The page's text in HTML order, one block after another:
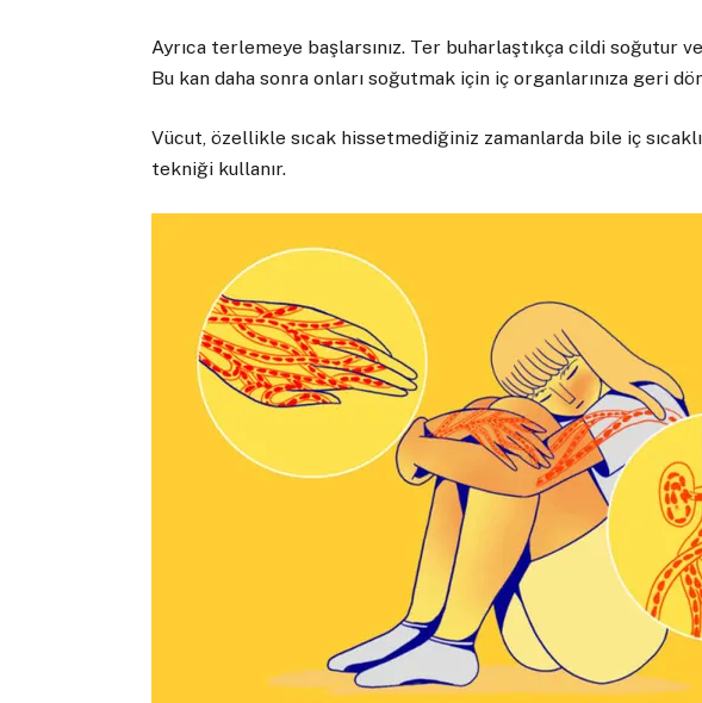
Ayrıca terlemeye başlarsınız. Ter buharlaştıkça cildi soğutur ve
Bu kan daha sonra onları soğutmak için iç organlarınıza geri
Vücut, özellikle sıcak hissetmediğiniz zamanlarda bile iç
tekniği kullanır.